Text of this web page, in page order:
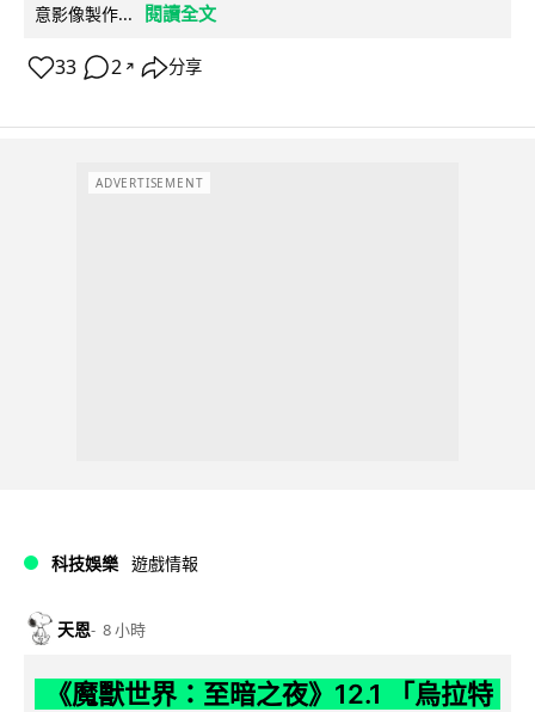
意影像製作...
閱讀全文
33 2 ↗ 分享
ADVERTISEMENT
科技娛樂 遊戲情報
天恩 8 小時
《魔獸世界：至暗之夜》12.1 「烏拉特